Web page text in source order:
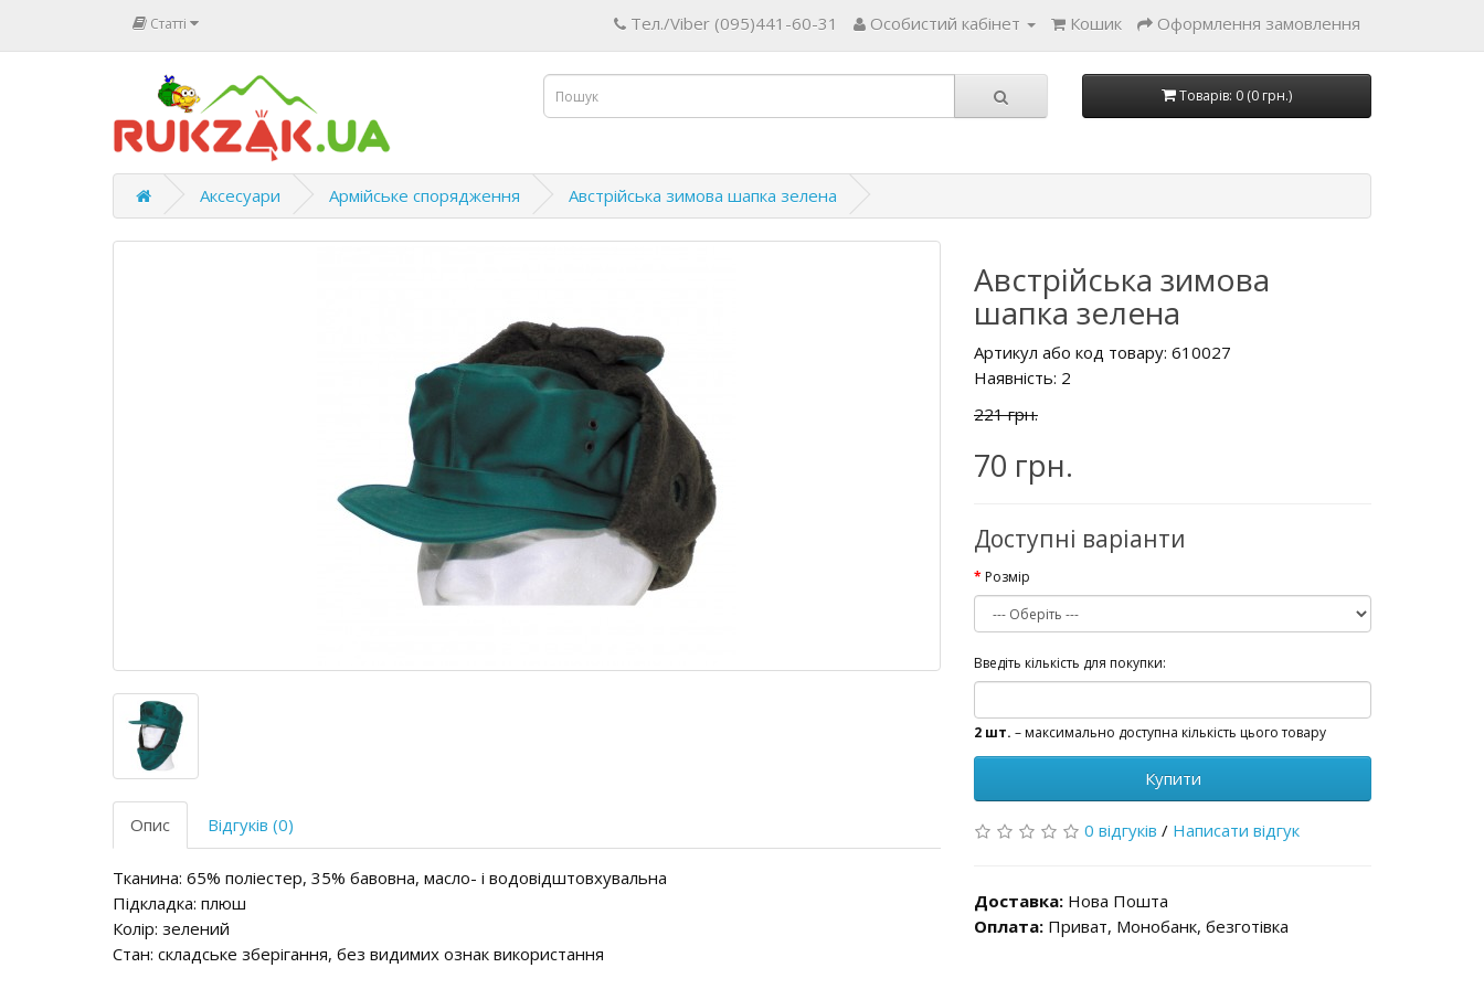
Статті Тел./Viber (095)441-60-31 Особистий кабінет Кошик Оформлення замовлення
Товарів: 0 (0 грн.)
Аксесуари Армійське спорядження Австрійська зимова шапка зелена
Опис Відгуків (0)
Тканина: 65% поліестер, 35% бавовна, масло- і водовідштовхувальна
Підкладка: плюш
Колір: зелений
Стан: складське зберігання, без видимих ознак використання
Австрійська зимова
шапка зелена
Артикул або код товару: 610027
Наявність: 2
221 грн.
70 грн.
Доступні варіанти
Розмір
Введіть кількість для покупки:
2 шт. – максимально доступна кількість цього товару
Купити
0 відгуків / Написати відгук
Доставка: Нова Пошта
Оплата: Приват, Монобанк, безготівка